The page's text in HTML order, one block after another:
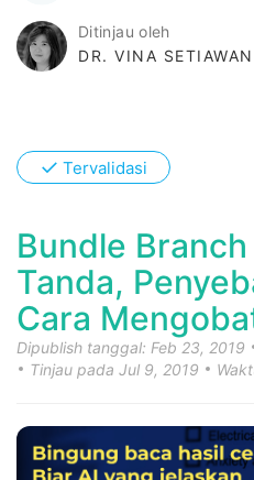
Ditinjau oleh
DR. VINA SETIAWAN
✓ Tervalidasi
Bundle
Tanda,
Cara
Dipublish tanggal: Feb 23, 2019
Tinjau pada Jul 9, 2019